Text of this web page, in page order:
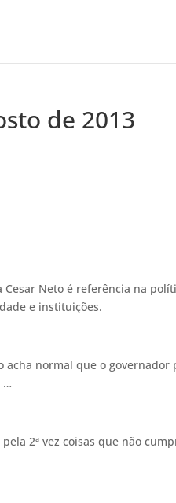
de 2013
Neto é referência na
e instituições.
acha normal que o
…
2ª vez coisas que não